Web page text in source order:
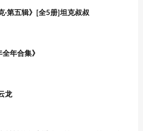
·第五辑》[全5册]坦克叔叔
全年合集》
龙